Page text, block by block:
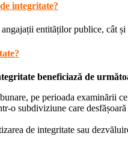
integritate?
entităților publice, cât
beneficiază de
pe perioada examinării
o subdiviziune care
de integritate sau